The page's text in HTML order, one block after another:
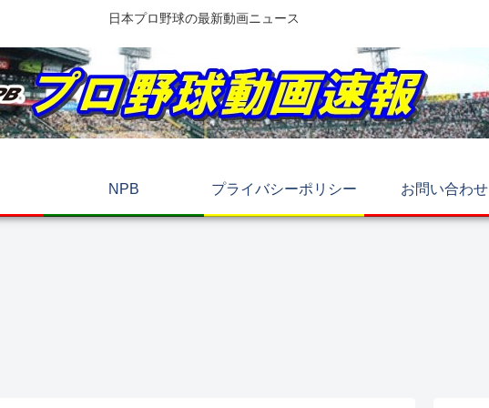
日本プロ野球の最新動画ニュース
NPB プライバシーポリシー お問い合わせ